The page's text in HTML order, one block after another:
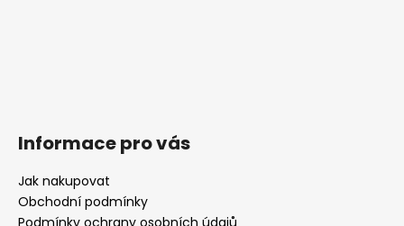
Informace pro vás
Jak nakupovat
Obchodní podmínky
Podmínky ochrany osobních údajů